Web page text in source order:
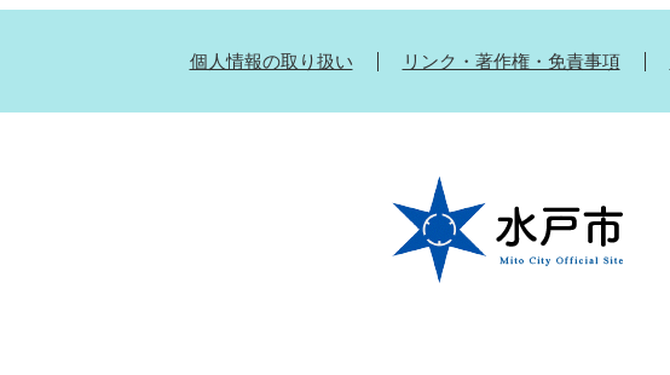
個人情報の取り扱い リンク・著作権・免責事項